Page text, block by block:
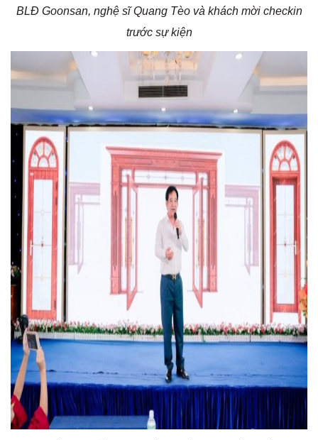
BLĐ Goonsan, nghệ sĩ Quang Tèo và khách mời checkin
trước sự kiện